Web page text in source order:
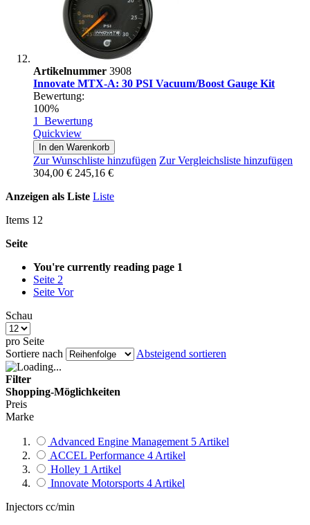
Artikelnummer 3908
Innovate MTX-A: 30 PSI Vacuum/Boost Gauge Kit
Bewertung:
100%
1 Bewertung
Quickview
In den Warenkorb
Zur Wunschliste hinzufügen Zur Vergleichsliste hinzufügen
304,00 € 245,16 €
Anzeigen als Liste Liste
Items 12
Seite
You're currently reading page 1
Seite 2
Seite Vor
Schau
pro Seite
Sortiere nach
Absteigend sortieren
Filter
Shopping-Möglichkeiten
Preis
Marke
Advanced Engine Management 5 Artikel
ACCEL Performance 4 Artikel
Holley 1 Artikel
Innovate Motorsports 4 Artikel
Injectors cc/min